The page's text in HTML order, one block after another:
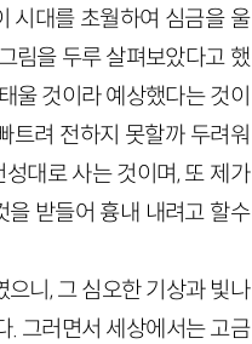
시대를 초월하여 심금을 울
림을 두루 살펴보았다고 했
울 것이라 예상했다는 것이
트려 전하지 못할까 두려워
대로 사는 것이며, 또 제가
받들어 흉내 내려고 할수
니, 그 심오한 기상과 빛나
. 그러면서 세상에서는 고금